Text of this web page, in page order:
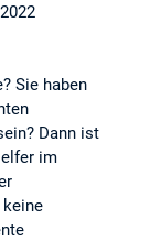
Sie haben
Dann ist
im